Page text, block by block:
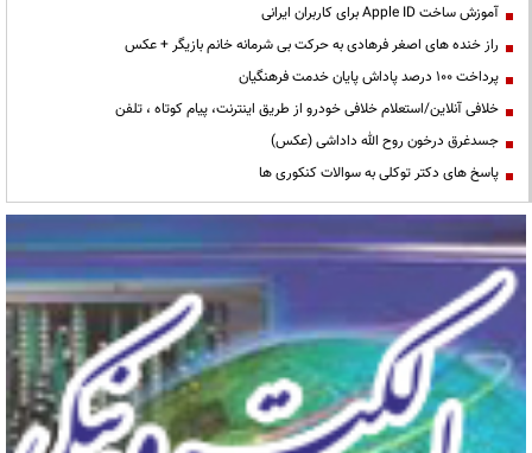
آموزش ساخت Apple ID برای کاربران ایرانی
راز خنده های اصغر فرهادی به حرکت بی شرمانه خانم بازیگر + عکس
پرداخت ۱۰۰ درصد پاداش پایان خدمت فرهنگیان
خلافی آنلاین/استعلام خلافی خودرو از طریق اینترنت، پیام کوتاه ، تلفن
جسدغرق درخون روح الله داداشی (عکس)
پاسخ های دکتر توکلی به سوالات کنکوری ها